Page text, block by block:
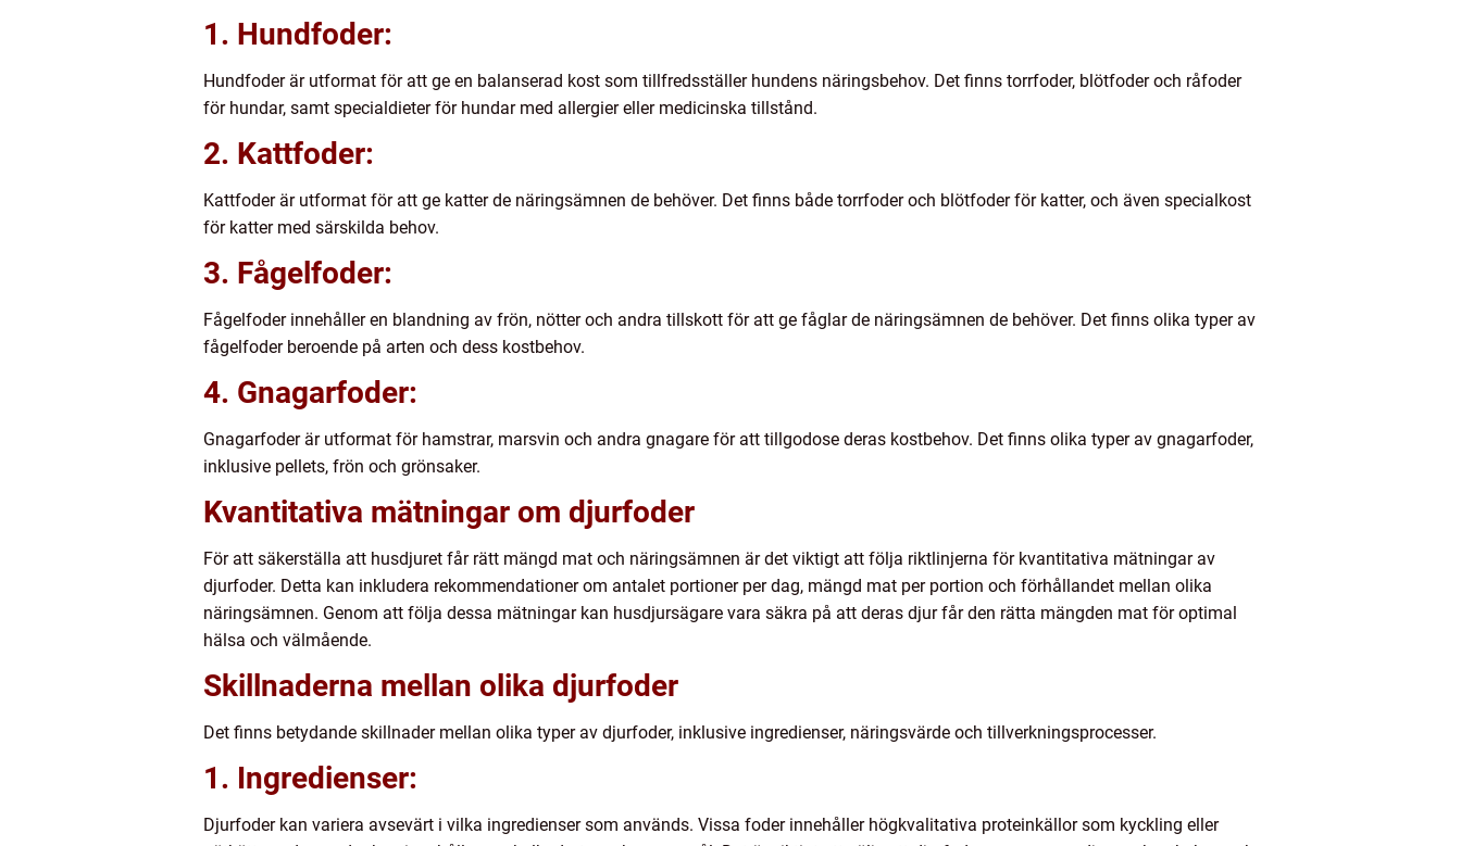
1. Hundfoder:
Hundfoder är utformat för att ge en balanserad kost som tillfredsställer hundens näringsbehov. Det finns torrfoder, blötfoder och råfoder
för hundar, samt specialdieter för hundar med allergier eller medicinska tillstånd.
2. Kattfoder:
Kattfoder är utformat för att ge katter de näringsämnen de behöver. Det finns både torrfoder och blötfoder för katter, och även specialkost
för katter med särskilda behov.
3. Fågelfoder:
Fågelfoder innehåller en blandning av frön, nötter och andra tillskott för att ge fåglar de näringsämnen de behöver. Det finns olika typer av
fågelfoder beroende på arten och dess kostbehov.
4. Gnagarfoder:
Gnagarfoder är utformat för hamstrar, marsvin och andra gnagare för att tillgodose deras kostbehov. Det finns olika typer av gnagarfoder,
inklusive pellets, frön och grönsaker.
Kvantitativa mätningar om djurfoder
För att säkerställa att husdjuret får rätt mängd mat och näringsämnen är det viktigt att följa riktlinjerna för kvantitativa mätningar av
djurfoder. Detta kan inkludera rekommendationer om antalet portioner per dag, mängd mat per portion och förhållandet mellan olika
näringsämnen. Genom att följa dessa mätningar kan husdjursägare vara säkra på att deras djur får den rätta mängden mat för optimal
hälsa och välmående.
Skillnaderna mellan olika djurfoder
Det finns betydande skillnader mellan olika typer av djurfoder, inklusive ingredienser, näringsvärde och tillverkningsprocesser.
1. Ingredienser:
Djurfoder kan variera avsevärt i vilka ingredienser som används. Vissa foder innehåller högkvalitativa proteinkällor som kyckling eller